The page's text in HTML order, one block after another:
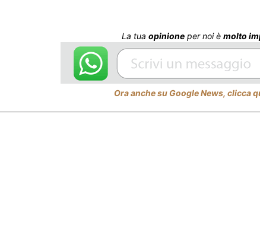
La tua opinione per noi è molto
Ora anche su Google News, clicca